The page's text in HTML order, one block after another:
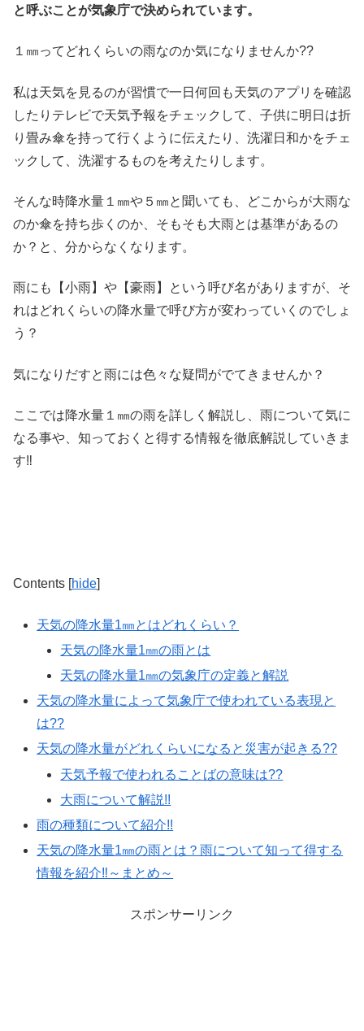
と呼ぶことが気象庁で決められています。
１㎜ってどれくらいの雨なのか気になりませんか??
私は天気を見るのが習慣で一日何回も天気のアプリを確認
したりテレビで天気予報をチェックして、子供に明日は折
り畳み傘を持って行くように伝えたり、洗濯日和かをチェ
ックして、洗濯するものを考えたりします。
そんな時降水量１㎜や５㎜と聞いても、どこからが大雨な
のか傘を持ち歩くのか、そもそも大雨とは基準があるの
か？と、分からなくなります。
雨にも【小雨】や【豪雨】という呼び名がありますが、そ
れはどれくらいの降水量で呼び方が変わっていくのでしょ
う？
気になりだすと雨には色々な疑問がでてきませんか？
ここでは降水量１㎜の雨を詳しく解説し、雨について気に
なる事や、知っておくと得する情報を徹底解説していきま
す‼︎
Contents [hide]
天気の降水量1㎜とはどれくらい？
天気の降水量1㎜の雨とは
天気の降水量1㎜の気象庁の定義と解説
天気の降水量によって気象庁で使われている表現と
は??
天気の降水量がどれくらいになると災害が起きる??
天気予報で使われることばの意味は??
大雨について解説!!
雨の種類について紹介!!
天気の降水量1㎜の雨とは？雨について知って得する
情報を紹介‼︎～まとめ～
スポンサーリンク